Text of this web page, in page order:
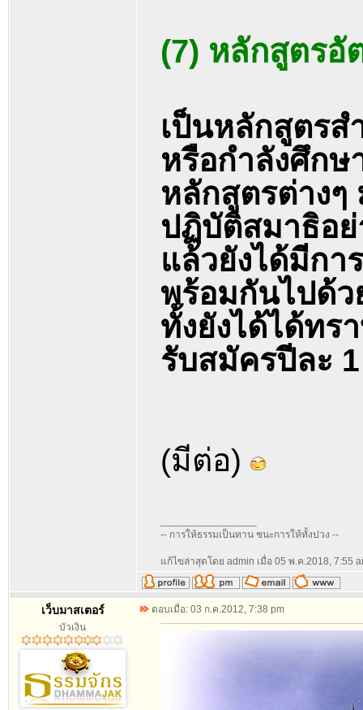
(7) หลักสูตรอั
เป็นหลักสูตร
หรือกำลังศึกษ
หลักสูตรต่างๆ
ปฏิบัติสมาธิอย่
แล้วยังได้มีกา
พร้อมกันไปด้ว
ทั้งยังได้ได้ทร
รับสมัครปีละ
(มีต่อ)
-- การให้ธรรมเป็นทาน ชนะการให้ทั้งปวง --
แก้ไขล่าสุดโดย admin เมื่อ 05 พ.ค.2018, 7:55
เว็บมาสเตอร์
บัวเงิน
ตอบเมื่อ: 03 ก.ค.2012, 7:38 pm